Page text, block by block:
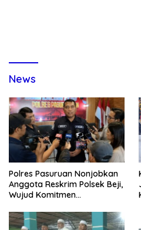
News
Polres Pasuruan Nonjobkan
Anggota Reskrim Polsek Beji,
Wujud Komitmen
Dugaan Penganiayaan